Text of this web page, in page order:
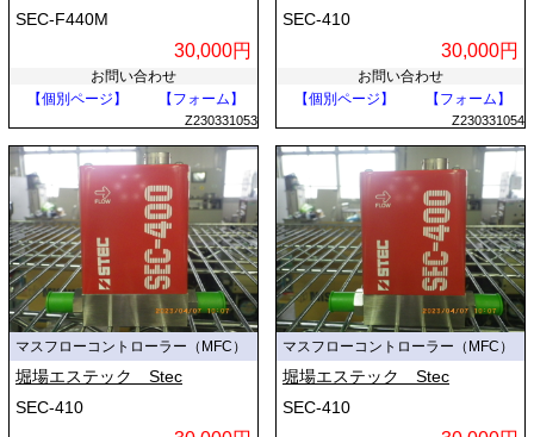
SEC-F440M
30,000円
お問い合わせ
【個別ページ】
【フォーム】
Z230331053
SEC-410
30,000円
お問い合わせ
【個別ページ】
【フォーム】
Z230331054
マスフローコントローラー（MFC）
堀場エステック Stec
SEC-410
マスフローコントローラー（MFC）
堀場エステック Stec
SEC-410